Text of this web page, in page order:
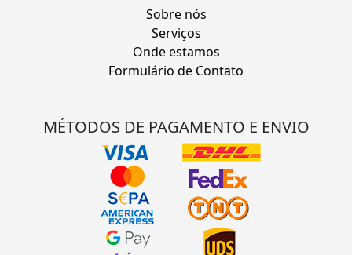
Sobre nós
Serviços
Onde estamos
Formulário de Contato
MÉTODOS DE PAGAMENTO E ENVIO